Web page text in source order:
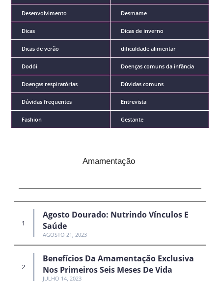
Desenvolvimento Desmame
Dicas Dicas de inverno
Dicas de verão dificuldade alimentar
Dodói Doenças comuns da infância
Doenças respiratórias Dúvidas comuns
Dúvidas frequentes Entrevista
Fashion Gestante
Amamentação
Agosto Dourado: Nutrindo Vínculos E
Saúde
AGOSTO 21, 2023
Benefícios Da Amamentação Exclusiva
Nos Primeiros Seis Meses De Vida
JULHO 14, 2023